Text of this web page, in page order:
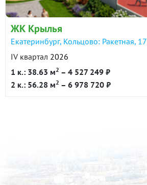
ЖК Крылья
Екатеринбург, Кольцово: Ракетная, 17
IV квартал 2026
1 к.: 38.63 м2 – 4 527 249 ₽
2 к.: 56.28 м2 – 6 978 720 ₽